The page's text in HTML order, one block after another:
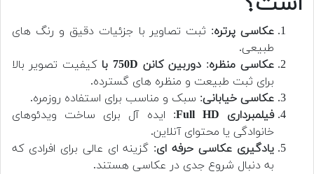
عکاسی پرتره: ثبت تصاویر با جزئیات دقیق و رنگ های
طبیعی.
عکاسی منظره: دوربین کانن 750D با
کیفیت تصویر بالا
برای ثبت طبیعت و منظره های گسترده.
عکاسی خیابانی: سبک و مناسب برای استفاده روزمره.
فیلمبرداری Full HD
: ایده آل برای ساخت ویدئوهای
خانوادگی یا محتوای آنلاین.
یادگیری عکاسی حرفه ای: گزینه ای عالی برای افرادی که
به دنبال شروع جدی در عکاسی هستند.